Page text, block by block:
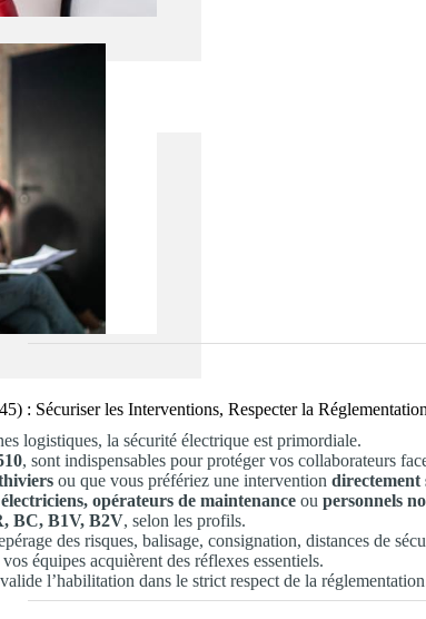
: Sécuriser les Interventions, Respecter la Réglementation
logistiques, la sécurité électrique est primordiale.
, sont indispensables pour protéger vos collaborateurs
ou que vous préfériez une intervention directement
opérateurs de maintenance ou personnels
BC, B1V, B2V, selon les profils.
des risques, balisage, consignation, distances de
équipes acquièrent des réflexes essentiels.
l’habilitation dans le strict respect de la